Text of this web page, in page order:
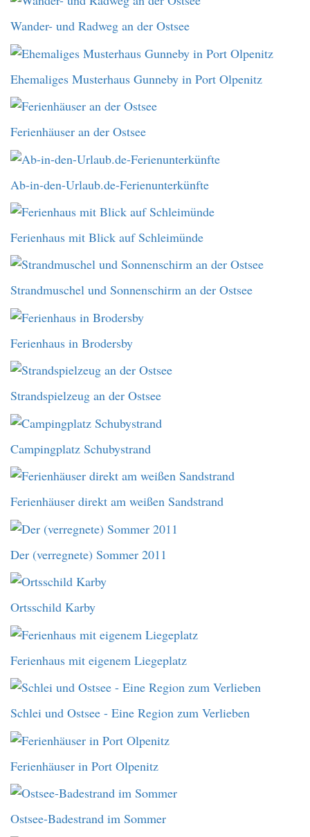
Wander- und Radweg an der Ostsee
Ehemaliges Musterhaus Gunneby in Port Olpenitz
Ferienhäuser an der Ostsee
Ab-in-den-Urlaub.de-Ferienunterkünfte
Ferienhaus mit Blick auf Schleimünde
Strandmuschel und Sonnenschirm an der Ostsee
Ferienhaus in Brodersby
Strandspielzeug an der Ostsee
Campingplatz Schubystrand
Ferienhäuser direkt am weißen Sandstrand
Der (verregnete) Sommer 2011
Ortsschild Karby
Ferienhaus mit eigenem Liegeplatz
Schlei und Ostsee - Eine Region zum Verlieben
Ferienhäuser in Port Olpenitz
Ostsee-Badestrand im Sommer